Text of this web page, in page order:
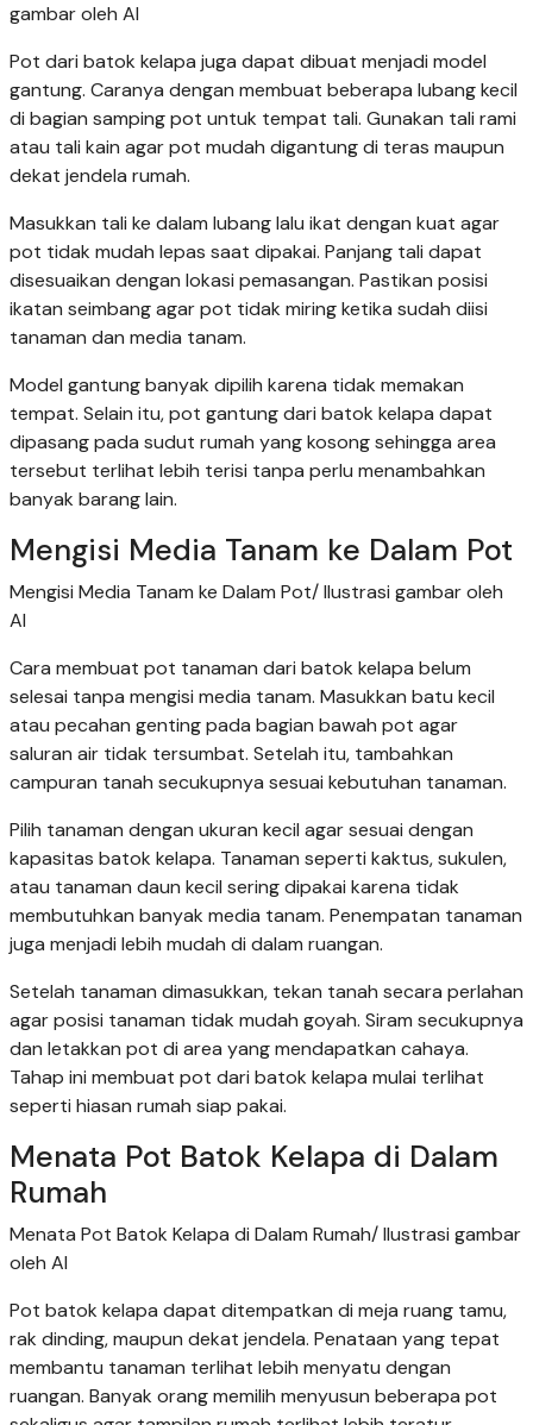
gambar oleh AI
Pot dari batok kelapa juga dapat dibuat menjadi model
gantung. Caranya dengan membuat beberapa lubang kecil
di bagian samping pot untuk tempat tali. Gunakan tali rami
atau tali kain agar pot mudah digantung di teras maupun
dekat jendela rumah.
Masukkan tali ke dalam lubang lalu ikat dengan kuat agar
pot tidak mudah lepas saat dipakai. Panjang tali dapat
disesuaikan dengan lokasi pemasangan. Pastikan posisi
ikatan seimbang agar pot tidak miring ketika sudah diisi
tanaman dan media tanam.
Model gantung banyak dipilih karena tidak memakan
tempat. Selain itu, pot gantung dari batok kelapa dapat
dipasang pada sudut rumah yang kosong sehingga area
tersebut terlihat lebih terisi tanpa perlu menambahkan
banyak barang lain.
Mengisi Media Tanam ke Dalam Pot
Mengisi Media Tanam ke Dalam Pot/ Ilustrasi gambar oleh
AI
Cara membuat pot tanaman dari batok kelapa belum
selesai tanpa mengisi media tanam. Masukkan batu kecil
atau pecahan genting pada bagian bawah pot agar
saluran air tidak tersumbat. Setelah itu, tambahkan
campuran tanah secukupnya sesuai kebutuhan tanaman.
Pilih tanaman dengan ukuran kecil agar sesuai dengan
kapasitas batok kelapa. Tanaman seperti kaktus, sukulen,
atau tanaman daun kecil sering dipakai karena tidak
membutuhkan banyak media tanam. Penempatan tanaman
juga menjadi lebih mudah di dalam ruangan.
Setelah tanaman dimasukkan, tekan tanah secara perlahan
agar posisi tanaman tidak mudah goyah. Siram secukupnya
dan letakkan pot di area yang mendapatkan cahaya.
Tahap ini membuat pot dari batok kelapa mulai terlihat
seperti hiasan rumah siap pakai.
Menata Pot Batok Kelapa di Dalam
Rumah
Menata Pot Batok Kelapa di Dalam Rumah/ Ilustrasi gambar
oleh AI
Pot batok kelapa dapat ditempatkan di meja ruang tamu,
rak dinding, maupun dekat jendela. Penataan yang tepat
membantu tanaman terlihat lebih menyatu dengan
ruangan. Banyak orang memilih menyusun beberapa pot